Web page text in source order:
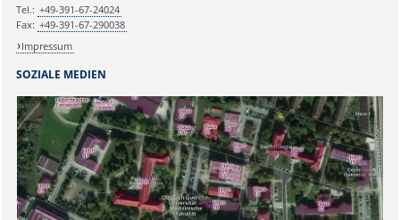
SOZIALE MEDIEN
Tel.: +49-391-67-24024
Fax: +49-391-67-290038
Impressum